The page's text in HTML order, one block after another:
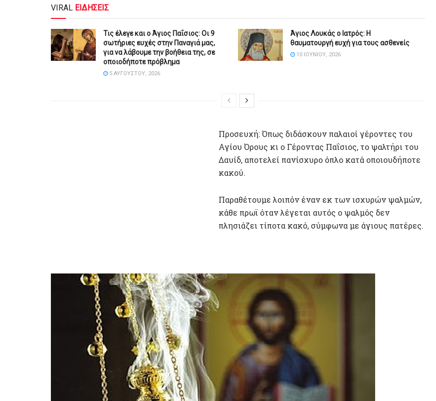
VIRAL ΕΙΔΗΣΕΙΣ
Τις έλεγε και ο Άγιος Παΐσιος: Οι 9
σωτήριες ευχές στην Παναγιά μας,
για να λάβουμε την βοήθεια της, σε
οποιοδήποτε πρόβλημα
5 ΑΥΓΟΎΣΤΟΥ, 2026
Άγιος Λουκάς ο Ιατρός: Η
θαυματουργή ευχή για τους ασθενείς
10 ΙΟΥΝΊΟΥ, 2026
Προσευχή: Όπως διδάσκουν παλαιοί γέροντες του
Αγίου Όρους κι ο Γέροντας Παΐσιος, το ψαλτήρι του
Δαυίδ, αποτελεί πανίσχυρο όπλο κατά οποιουδήποτε
κακού.
Παραθέτουμε λοιπόν έναν εκ των ισχυρών ψαλμών,
κάθε πρωϊ όταν λέγεται αυτός ο ψαλμός δεν
πλησιάζει τίποτα κακό, σύμφωνα με άγιους πατέρες.